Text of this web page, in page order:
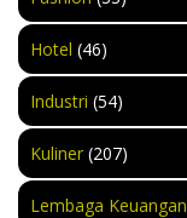
Hotel (46)
Industri (54)
Kuliner (207)
Lembaga Keuangan